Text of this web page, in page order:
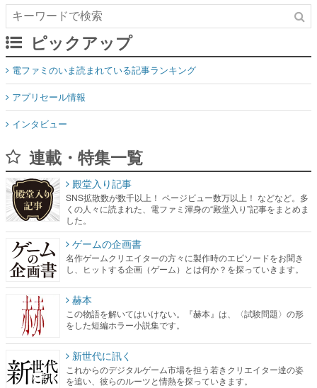
ピックアップ
電ファミのいま読まれている記事ランキング
アプリセール情報
インタビュー
連載・特集一覧
殿堂入り記事
SNS拡散数が数千以上！ ページビュー数万以上！ などなど。多
くの人々に読まれた、電ファミ渾身の“殿堂入り”記事をまとめま
した。
ゲームの企画書
名作ゲームクリエイターの方々に製作時のエピソードをお聞き
し、ヒットする企画（ゲーム）とは何か？を探っていきます。
赫本
この物語を解いてはいけない。『赫本』は、〈試験問題〉の形
をした短編ホラー小説集です。
新世代に訊く
これからのデジタルゲーム市場を担う若きクリエイター達の姿
を追い、彼らのルーツと情熱を探っていきます。